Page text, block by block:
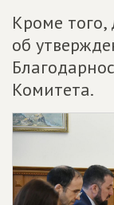
Кроме
об
Комитета.